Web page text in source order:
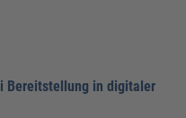
Bereitstellung in digitaler